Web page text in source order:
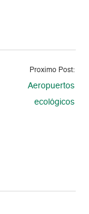
Proximo Post:
Aeropuertos
ecológicos